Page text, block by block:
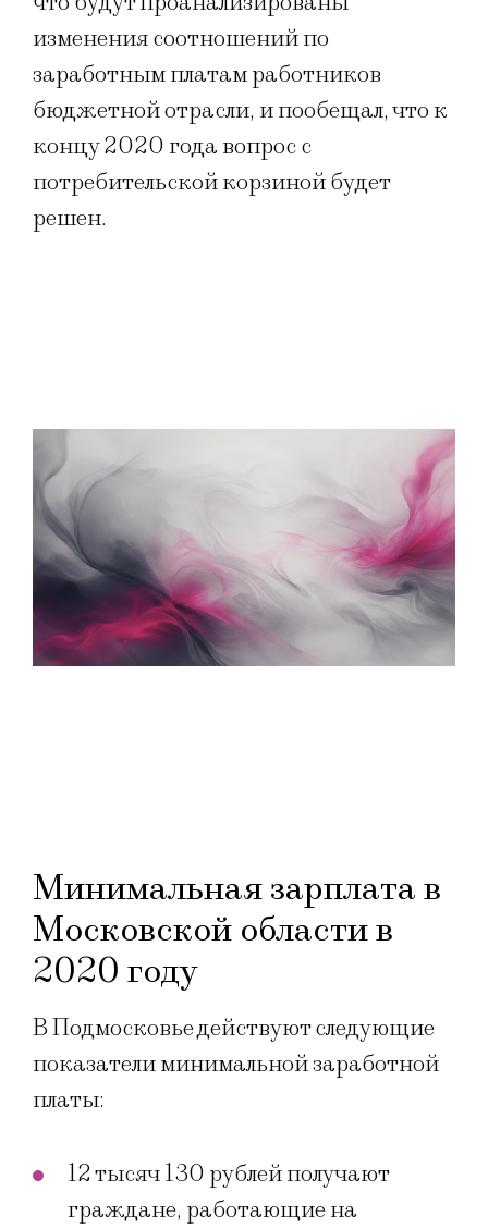
изменения соотношений по
заработным платам работников
бюджетной отрасли, и пообещал, что к
концу 2020 года вопрос с
потребительской корзиной будет
решен.
Минимальная зарплата в
Московской области в
2020 году
В Подмосковье действуют следующие
показатели минимальной заработной
платы:
12 тысяч 130 рублей получают
граждане, работающие на